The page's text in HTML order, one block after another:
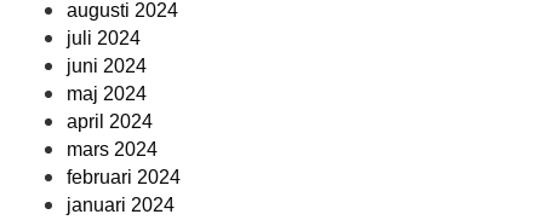
augusti 2024
juli 2024
juni 2024
maj 2024
april 2024
mars 2024
februari 2024
januari 2024